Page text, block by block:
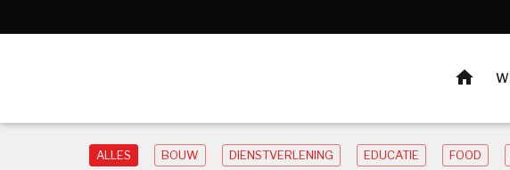
HOME
ALLES BOUW DIENSTVERLENING EDUCATIE FOOD